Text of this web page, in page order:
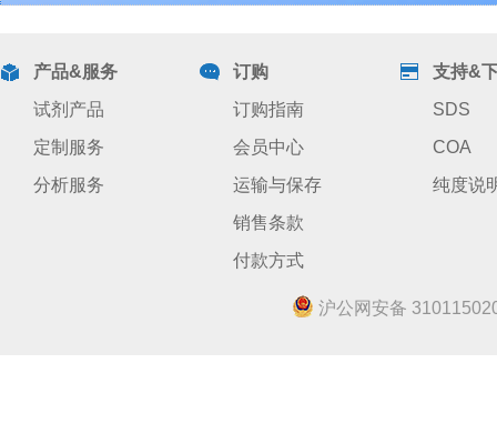
产品&服务
试剂产品
定制服务
分析服务
订购
订购指南
会员中心
运输与保存
销售条款
付款方式
支持&
SDS
COA
纯度说
沪公网安备